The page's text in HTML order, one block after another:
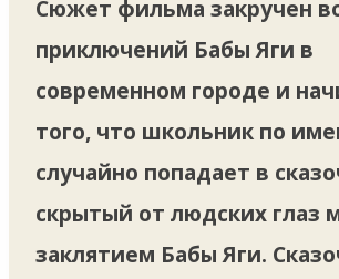
Сюжет фильма закручен
приключений Бабы Яги в
современном городе и
того, что школьник по
случайно попадает в
скрытый от людских
заклятием Бабы Яги.